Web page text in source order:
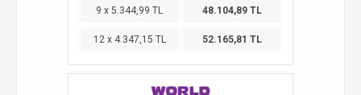
9 x 5.344,99 TL 48.104,89 TL
12 x 4.347,15 TL 52.165,81 TL